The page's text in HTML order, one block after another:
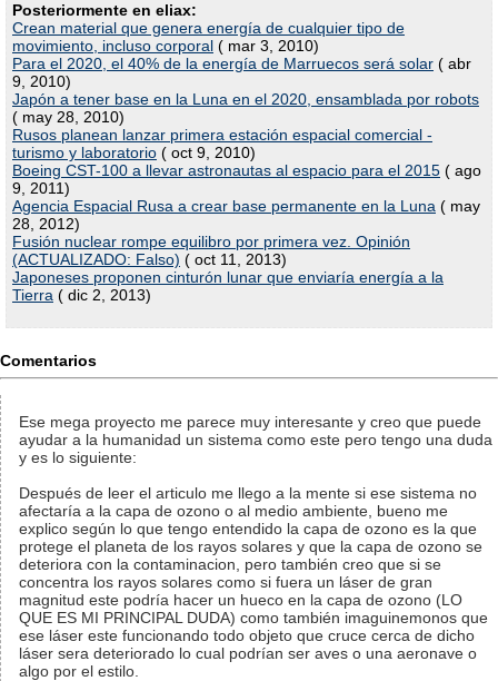
Posteriormente en eliax:
Crean material que genera energía de cualquier tipo de
movimiento, incluso corporal ( mar 3, 2010)
Para el 2020, el 40% de la energía de Marruecos será solar ( abr
9, 2010)
Japón a tener base en la Luna en el 2020, ensamblada por robots
( may 28, 2010)
Rusos planean lanzar primera estación espacial comercial -
turismo y laboratorio ( oct 9, 2010)
Boeing CST-100 a llevar astronautas al espacio para el 2015 ( ago
9, 2011)
Agencia Espacial Rusa a crear base permanente en la Luna ( may
28, 2012)
Fusión nuclear rompe equilibro por primera vez. Opinión
(ACTUALIZADO: Falso) ( oct 11, 2013)
Japoneses proponen cinturón lunar que enviaría energía a la
Tierra ( dic 2, 2013)
Comentarios
Ese mega proyecto me parece muy interesante y creo que puede
ayudar a la humanidad un sistema como este pero tengo una duda
y es lo siguiente:
Después de leer el articulo me llego a la mente si ese sistema no
afectaría a la capa de ozono o al medio ambiente, bueno me
explico según lo que tengo entendido la capa de ozono es la que
protege el planeta de los rayos solares y que la capa de ozono se
deteriora con la contaminacion, pero también creo que si se
concentra los rayos solares como si fuera un láser de gran
magnitud este podría hacer un hueco en la capa de ozono (LO
QUE ES MI PRINCIPAL DUDA) como también imaguinemonos que
ese láser este funcionando todo objeto que cruce cerca de dicho
láser sera deteriorado lo cual podrían ser aves o una aeronave o
algo por el estilo.